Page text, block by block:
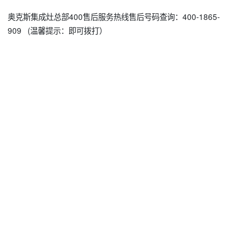
奥克斯集成灶总部400售后服务热线售后号码查询：400-1865-
909 (温馨提示：即可拨打）